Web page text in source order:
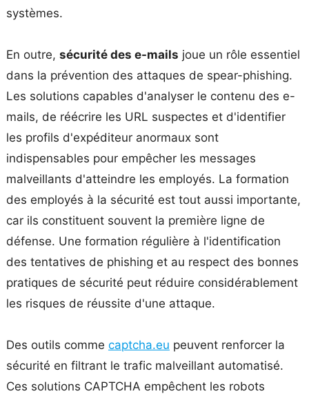
systèmes.
En outre, sécurité des e-mails joue un rôle essentiel
dans la prévention des attaques de spear-phishing.
Les solutions capables d'analyser le contenu des e-
mails, de réécrire les URL suspectes et d'identifier
les profils d'expéditeur anormaux sont
indispensables pour empêcher les messages
malveillants d'atteindre les employés. La formation
des employés à la sécurité est tout aussi importante,
car ils constituent souvent la première ligne de
défense. Une formation régulière à l'identification
des tentatives de phishing et au respect des bonnes
pratiques de sécurité peut réduire considérablement
les risques de réussite d'une attaque.
Des outils comme captcha.eu peuvent renforcer la
sécurité en filtrant le trafic malveillant automatisé.
Ces solutions CAPTCHA empêchent les robots